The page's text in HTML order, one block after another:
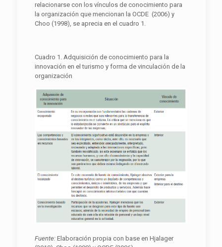
relacionarse con los vínculos de conocimiento para
la organización que mencionan la OCDE (2006) y
Choo (1998), se aprecia en el cuadro 1.
Cuadro 1. Adquisición de conocimiento para la
innovación en el turismo y forma de vinculación de la
organización
Fuente: Elaboración propia con base en Hjalager